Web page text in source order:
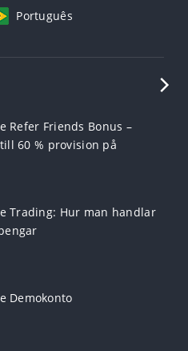
Português
Refer Friends Bonus –
60 % provision på
Trading: Hur man handlar
Demokonto